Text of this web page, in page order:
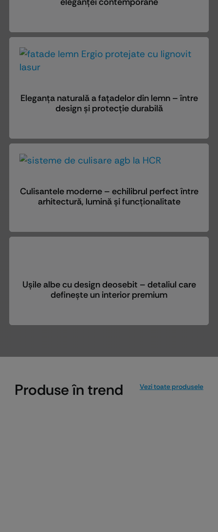
Eleganța naturală a fațadelor din lemn – între
design și protecție durabilă
Culisantele moderne – echilibrul perfect între
arhitectură, lumină și funcționalitate
Ușile albe cu design deosebit – detaliul care
definește un interior premium
Produse în trend Vezi toate produsele